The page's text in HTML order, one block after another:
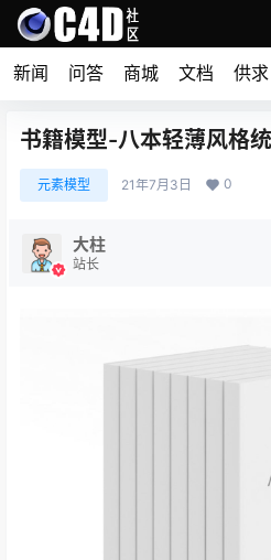
新闻 问答 商城 文档 供求
书籍模型-八本轻薄风格
元素模型 21年7月3日 0
大柱
站长